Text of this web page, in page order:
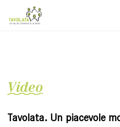
Video
Tavolata. Un piacevole